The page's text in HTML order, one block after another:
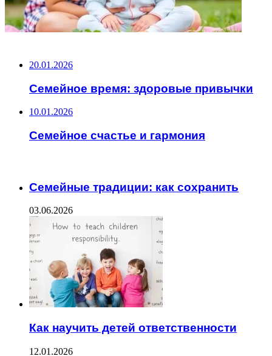
20.01.2026
Семейное время: здоровые привычки
10.01.2026
Семейное счастье и гармония
Семейные традиции: как сохранить
03.06.2026
Как научить детей ответственности
12.01.2026